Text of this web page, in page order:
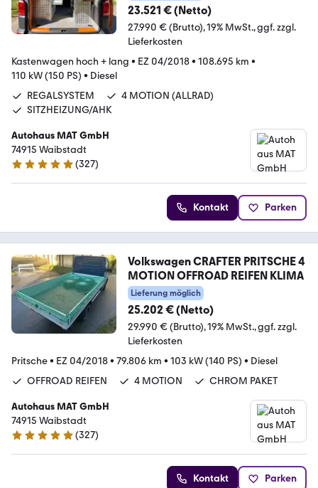
23.521 € (Netto)
27.990 € (Brutto) 19% MwSt. ggf. zzgl.
Lieferkosten
Kastenwagen hoch + lang • EZ 04/2018• 108.695 km •
110 kW (150 PS) • Diesel
REGALSYSTEM
4 MOTION (ALLRAD)
SITZHEIZUNG/AHK
Autohaus MAT GmbH
74915 Waibstadt
4.9 Sterne
(327)
Kontakt Parken
Volkswagen CRAFTER PRITSCHE 4
MOTION OFFROAD REIFEN KLIMA
Lieferung möglich
25.202 € (Netto)
29.990 € (Brutto) 19% MwSt. ggf. zzgl.
Lieferkosten
Pritsche• EZ 04/2018• 79.806 km • 103 kW (140 PS) • Diesel
OFFROAD REIFEN
4 MOTION CHROM PAKET
Autohaus MAT GmbH
74915 Waibstadt
4.9 Sterne
(327)
Kontakt Parken